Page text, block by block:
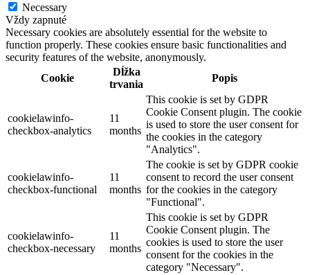
Necessary
Vždy zapnuté
Necessary cookies are absolutely essential for the website to
function properly. These cookies ensure basic functionalities and
security features of the website, anonymously.
Cookie
Dĺžka
trvania
Popis
cookielawinfo-
checkbox-analytics
11
months
This cookie is set by GDPR
Cookie Consent plugin. The cookie
is used to store the user consent for
the cookies in the category
"Analytics".
cookielawinfo-
checkbox-functional
11
months
The cookie is set by GDPR cookie
consent to record the user consent
for the cookies in the category
"Functional".
cookielawinfo-
checkbox-necessary
11
months
This cookie is set by GDPR
Cookie Consent plugin. The
cookies is used to store the user
consent for the cookies in the
category "Necessary".